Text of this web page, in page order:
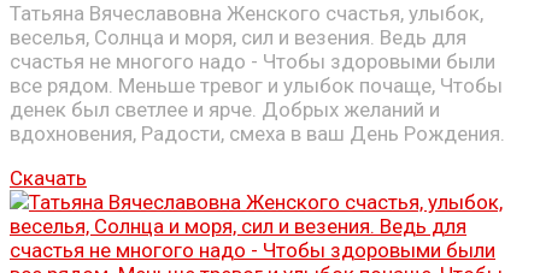
Татьяна Вячеславовна Женского счастья, улыбок,
веселья, Солнца и моря, сил и везения. Ведь для
счастья не многого надо - Чтобы здоровыми были
все рядом. Меньше тревог и улыбок почаще, Чтобы
денек был светлее и ярче. Добрых желаний и
вдохновения, Радости, смеха в ваш День Рождения.
Скачать